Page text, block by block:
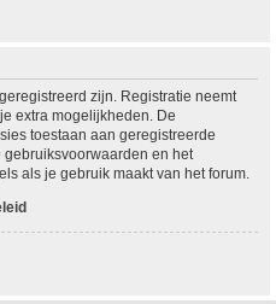
zijn. Registratie neemt
extra mogelijkheden. De
toestaan aan geregistreerde
en het
als je gebruik maakt van het forum.